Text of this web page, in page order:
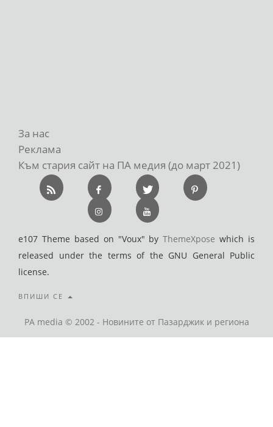
За нас
Реклама
Към стария сайт на ПА медия (до март 2021)
e107 Theme based on "Voux" byThemeXpose which is
released under the terms of the GNU General Public
license.
ВПИШИ СЕ
PA media © 2002 - Новините от Пазарджик и региона